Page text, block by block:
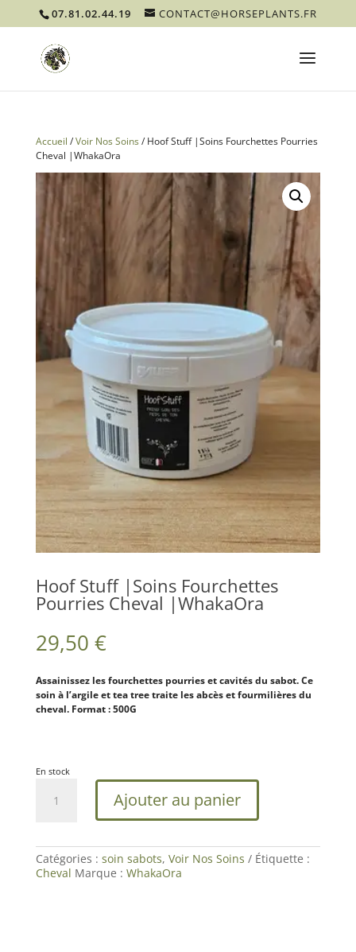
07.81.02.44.19 CONTACT@HORSEPLANTS.FR
Accueil /Voir Nos Soins/ Hoof Stuff |Soins Fourchettes Pourries
Cheval |WhakaOra
Hoof Stuff |Soins Fourchettes
Pourries Cheval |WhakaOra
29,50 €
Assainissez les fourchettes pourries et cavités du sabot. Ce
soin à l’argile et tea tree traite les abcès et fourmilières du
cheval. Format : 500G
En stock
Fourchettes
Pourries
Ajouter au panier
Catégories : soin sabots, Voir Nos Soins
Étiquette :
Cheval Marque : WhakaOra